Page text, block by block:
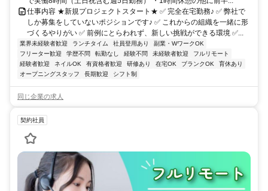
仕事内容 ★新規プロジェクトスタート★ ✅ 完全在宅勤務♪ ✅ 弊社で
しか募集をしていないポジションです♪ ✅ これからの組織を一緒に形
づくるやりがい ✅ 前例にとらわれず、新しい挑戦ができる環境 ✅...
業界未経験者歓迎 ランチタイム 社員登用あり
副業・WワークOK
フリーター歓迎
学歴不問 転勤なし 経験不問 未経験者歓迎
フルリモート
経験者歓迎
ネイルOK 有資格者歓迎 研修あり 在宅OK ブランクOK
育休あり
オープニングスタッフ
長期歓迎 シフト制
同じ企業の求人
契約社員